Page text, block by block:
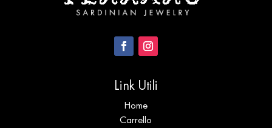
Link Utili
Home
Carrello